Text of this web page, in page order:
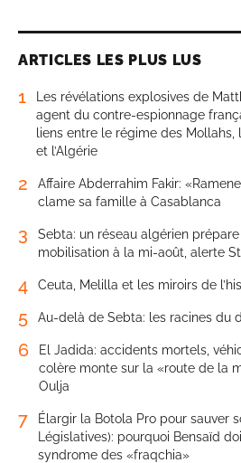
ARTICLES LES PLUS LUS
1
Les révélations explosives de
agent du contre-espionnage
liens entre le régime des Mollahs,
et l’Algérie
2
Affaire Abderrahim Fakir:
clame sa famille à Casablanca
3
Sebta: un réseau algérien
mobilisation à la mi-août, alerte
4 Ceuta, Melilla et les miroirs de
5 Au-delà de Sebta: les racines du
6
El Jadida: accidents mortels,
colère monte sur la «route de la
Oulja
7
Élargir la Botola Pro pour sauver
Législatives): pourquoi Bensaïd
syndrome des «fraqchia»